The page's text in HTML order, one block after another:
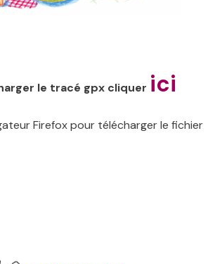
le tracé gpx cliquer ici
Firefox pour télécharger le fichier